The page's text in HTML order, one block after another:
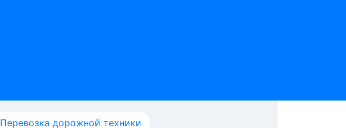
Перевозка дорожной техники